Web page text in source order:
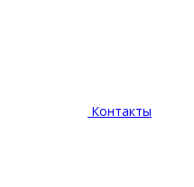
Контакты